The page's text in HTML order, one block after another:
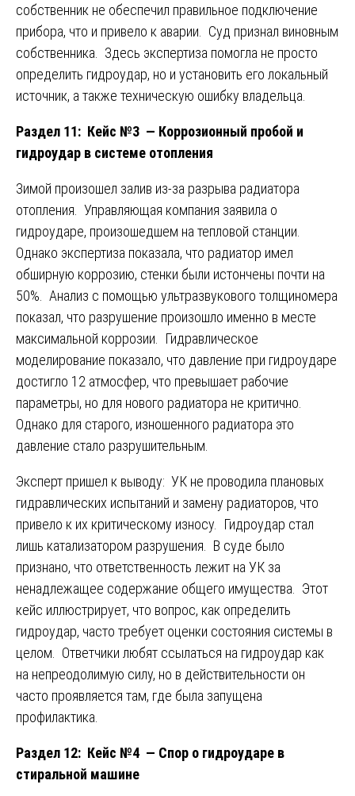
собственник не обеспечил правильное подключение
прибора, что и привело к аварии. Суд признал виновным
собственника. Здесь экспертиза помогла не просто
определить гидроудар, но и установить его локальный
источник, а также техническую ошибку владельца.
Раздел 11: Кейс №3 — Коррозионный пробой и
гидроудар в системе отопления
Зимой произошел залив из-за разрыва радиатора
отопления. Управляющая компания заявила о
гидроударе, произошедшем на тепловой станции.
Однако экспертиза показала, что радиатор имел
обширную коррозию, стенки были истончены почти на
50%. Анализ с помощью ультразвукового толщиномера
показал, что разрушение произошло именно в месте
максимальной коррозии. Гидравлическое
моделирование показало, что давление при гидроударе
достигло 12 атмосфер, что превышает рабочие
параметры, но для нового радиатора не критично.
Однако для старого, изношенного радиатора это
давление стало разрушительным.
Эксперт пришел к выводу: УК не проводила плановых
гидравлических испытаний и замену радиаторов, что
привело к их критическому износу. Гидроудар стал
лишь катализатором разрушения. В суде было
признано, что ответственность лежит на УК за
ненадлежащее содержание общего имущества. Этот
кейс иллюстрирует, что вопрос, как определить
гидроудар, часто требует оценки состояния системы в
целом. Ответчики любят ссылаться на гидроудар как
на непреодолимую силу, но в действительности он
часто проявляется там, где была запущена
профилактика.
Раздел 12: Кейс №4 — Спор о гидроударе в
стиральной машине